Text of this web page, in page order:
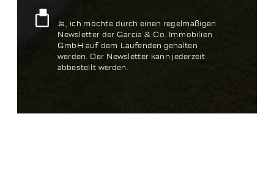
Ja, ich möchte durch einen regelmäßigen
Newsletter der Garcia & Co. Immobilien
GmbH auf dem Laufenden gehalten
werden. Der Newsletter kann jederzeit
abbestellt werden.